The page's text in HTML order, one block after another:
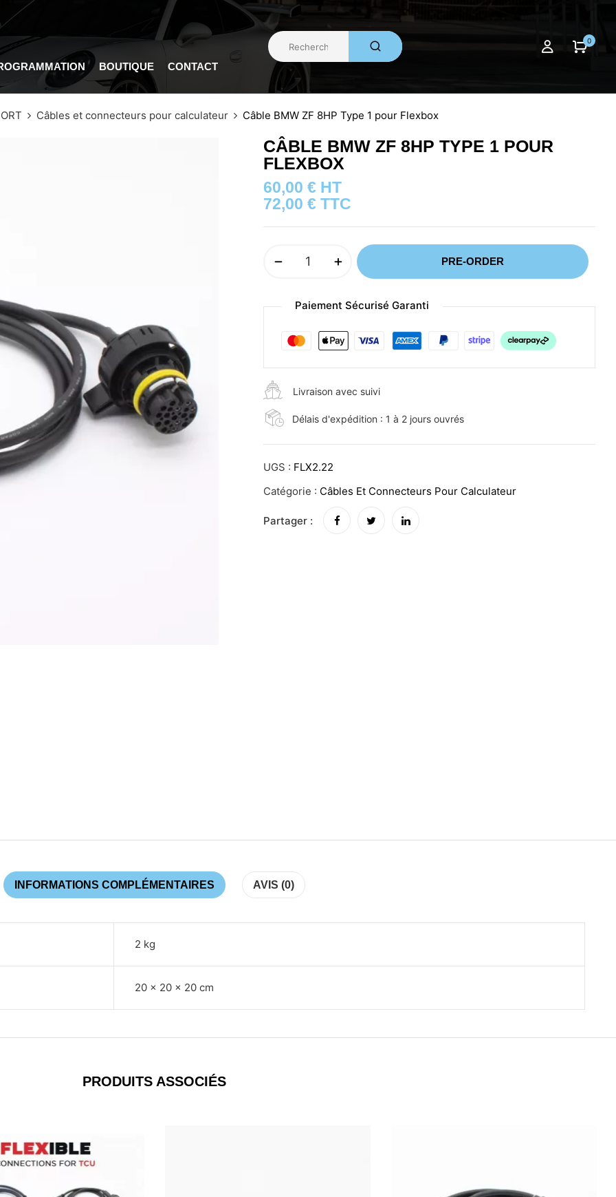
BOUTIQUE CONTACT
0
Câbles et connecteurs pour calculateur Câble BMW ZF 8HP Type 1 pour Flexbox
CÂBLE BMW ZF 8HP TYPE 1 POUR
FLEXBOX
60,00€ HT
72,00€ TTC
PRE-ORDER
Paiement Sécurisé Garanti
Livraison avec suivi
Délais d'expédition : 1 à 2 jours ouvrés
UGS : FLX2.22
Catégorie : Câbles Et Connecteurs Pour Calculateur
Partager :
INFORMATIONS COMPLÉMENTAIRES AVIS (0)
2 kg
20 × 20 × 20 cm
PRODUITS ASSOCIÉS